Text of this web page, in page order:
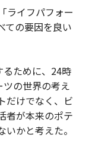
ライフパフォー
ての要因を良い
ために、24時
の世界の考え
だけでなく、ビ
者が本来のポテ
かと考えた。